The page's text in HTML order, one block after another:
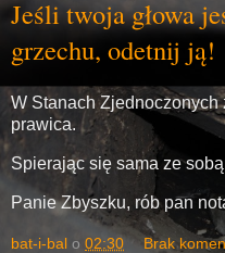
Jeśli twoja głowa
grzechu, odetnij ją!
W Stanach
prawica.
Spierając się sama ze
Panie Zbyszku, rób pan
bat-i-bal o 02:30 Brak